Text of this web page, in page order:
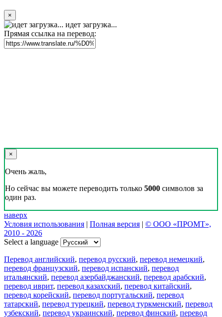
×
идет загрузка...
Прямая ссылка на перевод:
×
Очень жаль,
Но сейчас вы можете переводить только 5000 символов за
один раз.
наверх
Условия использования | Полная версия | © ООО «ПРОМТ»,
2010 - 2026
Select a language
Перевод английский, перевод русский, перевод немецкий,
перевод французский, перевод испанский, перевод
итальянский, перевод азербайджанский, перевод арабский,
перевод иврит, перевод казахский, перевод китайский,
перевод корейский, перевод португальский, перевод
татарский, перевод турецкий, перевод туркменский, перевод
узбекский, перевод украинский, перевод финский, перевод